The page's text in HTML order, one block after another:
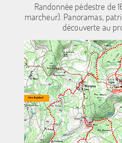
Randonnée pédestre de
marcheur). Panoramas,
découverte au